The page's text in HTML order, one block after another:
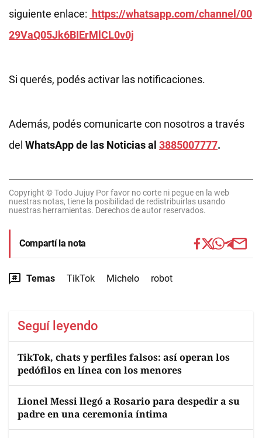
siguiente enlace: https://whatsapp.com/channel/00
29VaQ05Jk6BIErMlCL0v0j
Si querés, podés activar las notificaciones.
Además, podés comunicarte con nosotros a través
del WhatsApp de las Noticias al 3885007777.
Copyright © Todo Jujuy Por favor no corte ni pegue en la web
nuestras notas, tiene la posibilidad de redistribuirlas usando
nuestras herramientas. Derechos de autor reservados.
Compartí la nota
Temas TikTok Michelo robot
Seguí leyendo
TikTok, chats y perfiles falsos: así operan los
pedófilos en línea con los menores
Lionel Messi llegó a Rosario para despedir a su
padre en una ceremonia íntima